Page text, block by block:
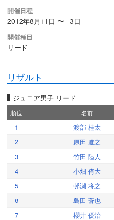
開催日程
2012年8月11日 〜 13日
開催種目
リード
リザルト
ジュニア男子 リード
順位 名前
1 渡部 桂太
2
原田 雅之
3
竹田 陸人
4
小畑 侑大
5
邨瀬 将之
6
島田 蒼也
7
櫻井 優治